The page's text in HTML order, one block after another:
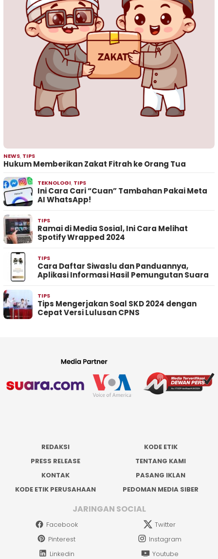
NEWS, TIPS
Hukum Memberikan Zakat Fitrah ke Orang Tua
TEKNOLOGI, TIPS
Ini Cara Cari “Cuan” Tambahan Pakai Meta
AI WhatsApp!
TIPS
Ramai di Media Sosial, Ini Cara Melihat
Spotify Wrapped 2024
TIPS
Cara Daftar Siwaslu dan Panduannya,
Aplikasi Informasi Hasil Pemungutan Suara
TIPS
Tips Mengerjakan Soal SKD 2024 dengan
Cepat Versi Lulusan CPNS
REDAKSI
KODE ETIK
PRESS RELEASE
TENTANG KAMI
KONTAK
PASANG IKLAN
KODE ETIK PERUSAHAAN
PEDOMAN MEDIA SIBER
JARINGAN SOCIAL
Facebook
Twitter
Pinterest
Instagram
Linkedin
Youtube